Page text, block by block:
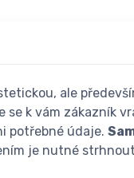
ale
k vám zákazník
potřebné údaje.
je nutné